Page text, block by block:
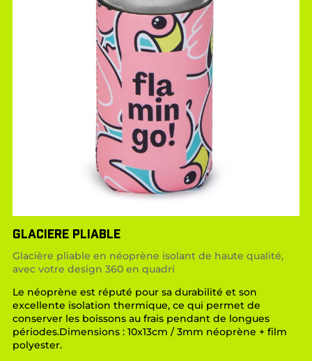
GLACIERE PLIABLE
Glacière pliable en néoprène isolant de haute qualité,
avec votre design 360 en quadri
Le néoprène est réputé pour sa durabilité et son
excellente isolation thermique, ce qui permet de
conserver les boissons au frais pendant de longues
périodes.Dimensions : 10x13cm / 3mm néoprène + film
polyester.